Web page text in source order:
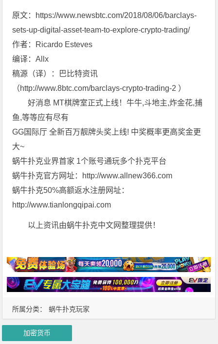
所属分类： 蜗牛扑克玩家
原文：https://www.newsbtc.com/2018/08/06/barclays-
sets-up-digital-asset-team-to-explore-crypto-trading/
作者：Ricardo Esteves
编译：Allx
稿源（译）：巴比特资讯
（http://www.8btc.com/barclays-crypto-trading-2 ‎）
好消息 MT棋牌室正式上线！牛牛,斗地主,炸金花,捕
鱼,等等应有尽有
GG国际厅 全新百万靓牌头奖上线! 中奖概率更高奖金更
大~
蜗牛扑克业界首家 1个账号通玩多个扑克平台
蜗牛扑克官方网址：http://www.allnew366.com
蜗牛扑克50%高额返水注册网址：
http://www.tianlongqipai.com
以上资讯由蜗牛扑克中文网整理提供！
加密货币